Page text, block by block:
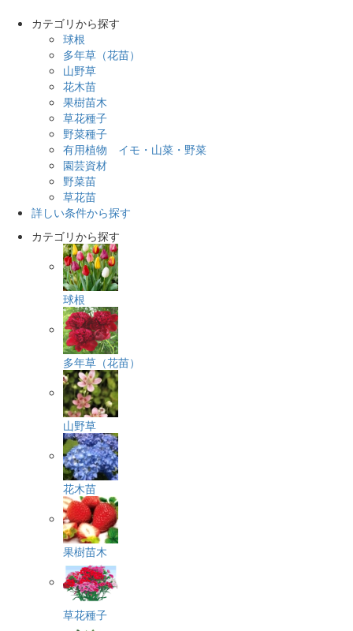
カテゴリから探す
球根
多年草（花苗）
山野草
花木苗
果樹苗木
草花種子
野菜種子
有用植物 イモ・山菜・野菜
園芸資材
野菜苗
草花苗
詳しい条件から探す
カテゴリから探す
球根
多年草（花苗）
山野草
花木苗
果樹苗木
草花種子